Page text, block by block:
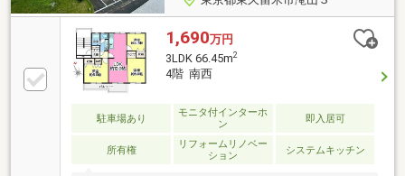
1,690万円
3LDK 66.45m2
4階 南西
駐車場あり
モニタ付インターホ
ン
即入居可
所有権
リフォームリノベー
ション
システムキッチン